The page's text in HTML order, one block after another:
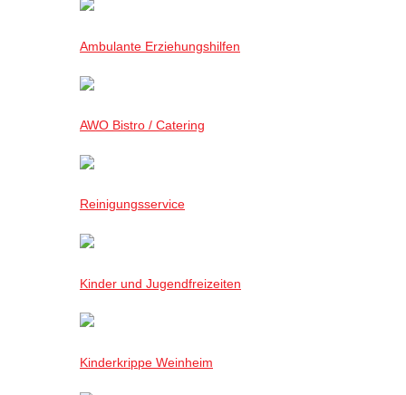
Ambulante Erziehungshilfen
AWO Bistro / Catering
Reinigungsservice
Kinder und Jugendfreizeiten
Kinderkrippe Weinheim